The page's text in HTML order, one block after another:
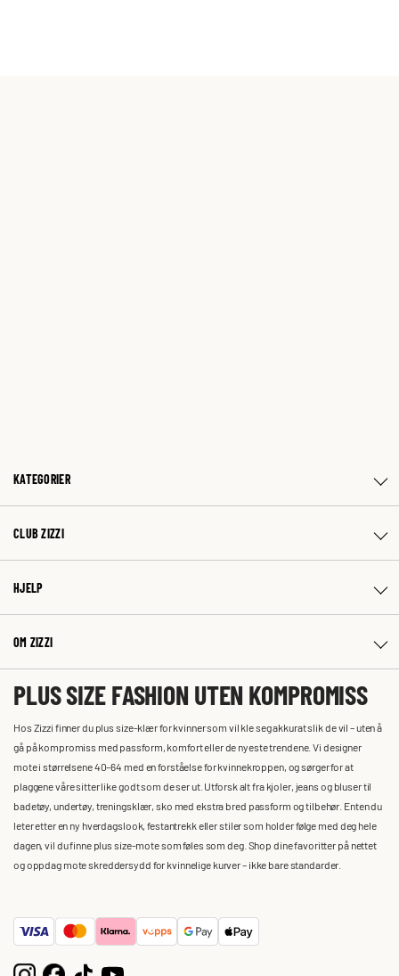
KATEGORIER
CLUB ZIZZI
HJELP
OM ZIZZI
PLUS SIZE FASHION UTEN KOMPROMISS
Hos Zizzi finner du plus size-klær for kvinner som vil kle seg akkurat slik de vil – uten å
gå på kompromiss med passform, komfort eller de nyeste trendene. Vi designer
mote i størrelsene 40–64 med en forståelse for kvinnekroppen, og sørger for at
plaggene våre sitter like godt som de ser ut. Utforsk alt fra kjoler, jeans og bluser til
badetøy, undertøy, treningsklær, sko med ekstra bred passform og tilbehør. Enten du
leter etter en ny hverdagslook, festantrekk eller stiler som holder følge med deg hele
dagen, vil du finne plus size-mote som føles som deg. Shop dine favoritter på nettet
og oppdag mote skreddersydd for kvinnelige kurver – ikke bare standarder.